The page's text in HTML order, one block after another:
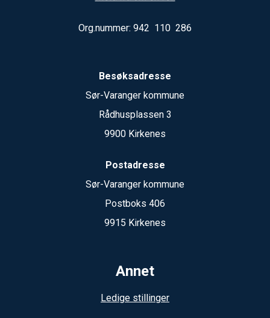
Org.nummer: 942 110 286
Besøksadresse
Sør-Varanger kommune
Rådhusplassen 3
9900 Kirkenes
Postadresse
Sør-Varanger kommune
Postboks 406
9915 Kirkenes
Annet
Ledige stillinger